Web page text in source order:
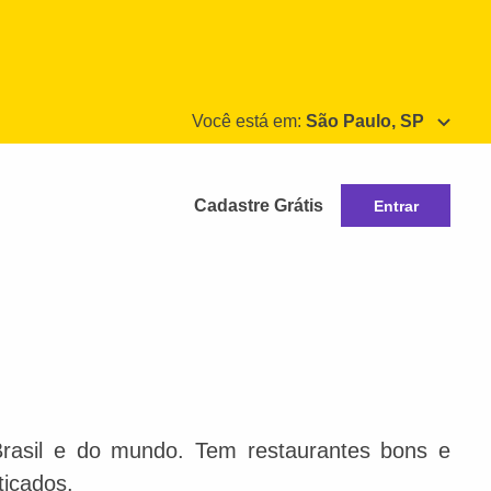
Você está em: São Paulo, SP
Cadastre Grátis Entrar
e do mundo. Tem restaurantes bons e